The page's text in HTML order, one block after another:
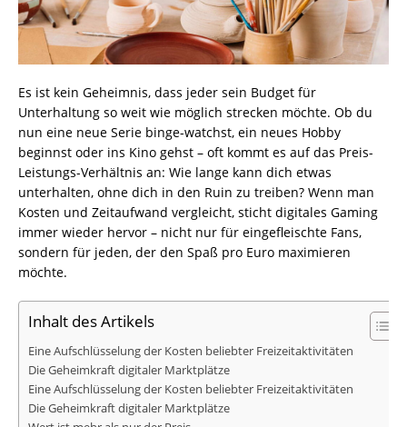
Es ist kein Geheimnis, dass jeder sein Budget für
Unterhaltung so weit wie möglich strecken möchte. Ob du
nun eine neue Serie binge-watchst, ein neues Hobby
beginnst oder ins Kino gehst – oft kommt es auf das Preis-
Leistungs-Verhältnis an: Wie lange kann dich etwas
unterhalten, ohne dich in den Ruin zu treiben? Wenn man
Kosten und Zeitaufwand vergleicht, sticht digitales Gaming
immer wieder hervor – nicht nur für eingefleischte Fans,
sondern für jeden, der den Spaß pro Euro maximieren
möchte.
Inhalt des Artikels
Eine Aufschlüsselung der Kosten beliebter Freizeitaktivitäten
Die Geheimkraft digitaler Marktplätze
Eine Aufschlüsselung der Kosten beliebter Freizeitaktivitäten
Die Geheimkraft digitaler Marktplätze